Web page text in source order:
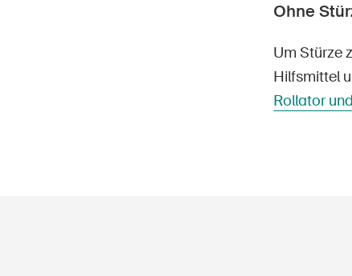
Ohne
Um Stürze
Hilfsmittel
Rollator